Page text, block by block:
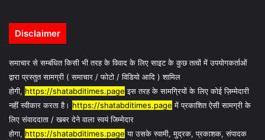
Disclaimer
समाचार से सम्बंधित किसी भी तरह के विवाद के लिए साइट के कुछ तत्वों में उपयोगकर्ताओं
द्वारा प्रस्तुत सामग्री ( समाचार / फोटो / विडियो आदि ) शामिल
होगी, https://shatabditimes.page इस तरह के सामग्रियों के लिए कोई ज़िम्मेदारी
नहीं स्वीकार करता है। https://shatabditimes.page में प्रकाशित ऐसी सामग्री के
लिए संवाददाता / खबर देने वाला स्वयं जिम्मेदार
होगा, https://shatabditimes.page या उसके स्वामी, मुद्रक, प्रकाशक, संपादक